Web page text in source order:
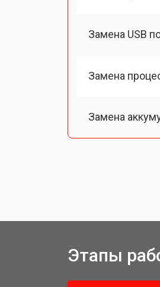
Замена USB
Замена
Замена
Этапы